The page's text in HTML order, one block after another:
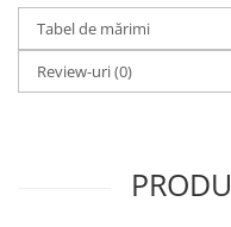
Tabel de mărimi
Review-uri(0)